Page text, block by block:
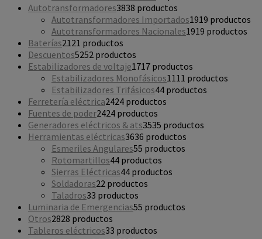
Autotransformadores3838 productos
Autotransformadores Importados1919 productos
Autotransformadores Nacionales1919 productos
Baterías21 21 productos
Descuentos5252 productos
Estabilizadores de voltaje1717 productos
Estabilizadores Monofásicos11 11 productos
Estabilizadores Trifásicos44 productos
Ferretería eléctrica2424 productos
Fuentes de poder2424 productos
Generadores eléctricos & ats3535 productos
Herramientas eléctricas3636 productos
Esmeriles Angulares55 productos
Rotomartillos44 productos
Sierras Eléctricas44 productos
Soldadoras22 productos
Taladros33 productos
Luminaria de Emergencias55 productos
Otros2828 productos
Tableros eléctricos33 productos